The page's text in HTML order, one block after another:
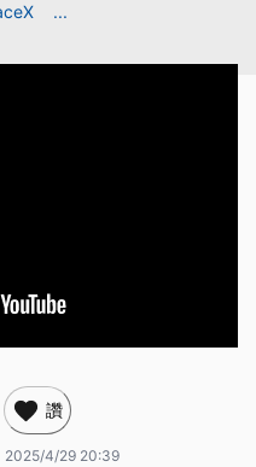
...
讚
2025/4/29 20:39